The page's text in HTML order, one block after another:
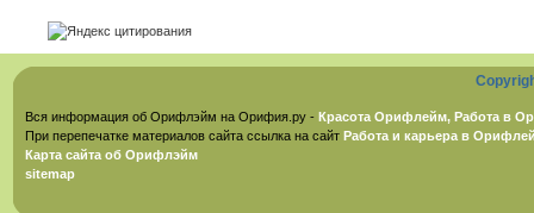
Вся информация об Орифлэйм на Орифия.ру - Красота Орифлейм, Работа в
При перепечатке материалов сайта ссылка на сайт Работа и карьера в
Карта сайта об Орифлэйм
sitemap